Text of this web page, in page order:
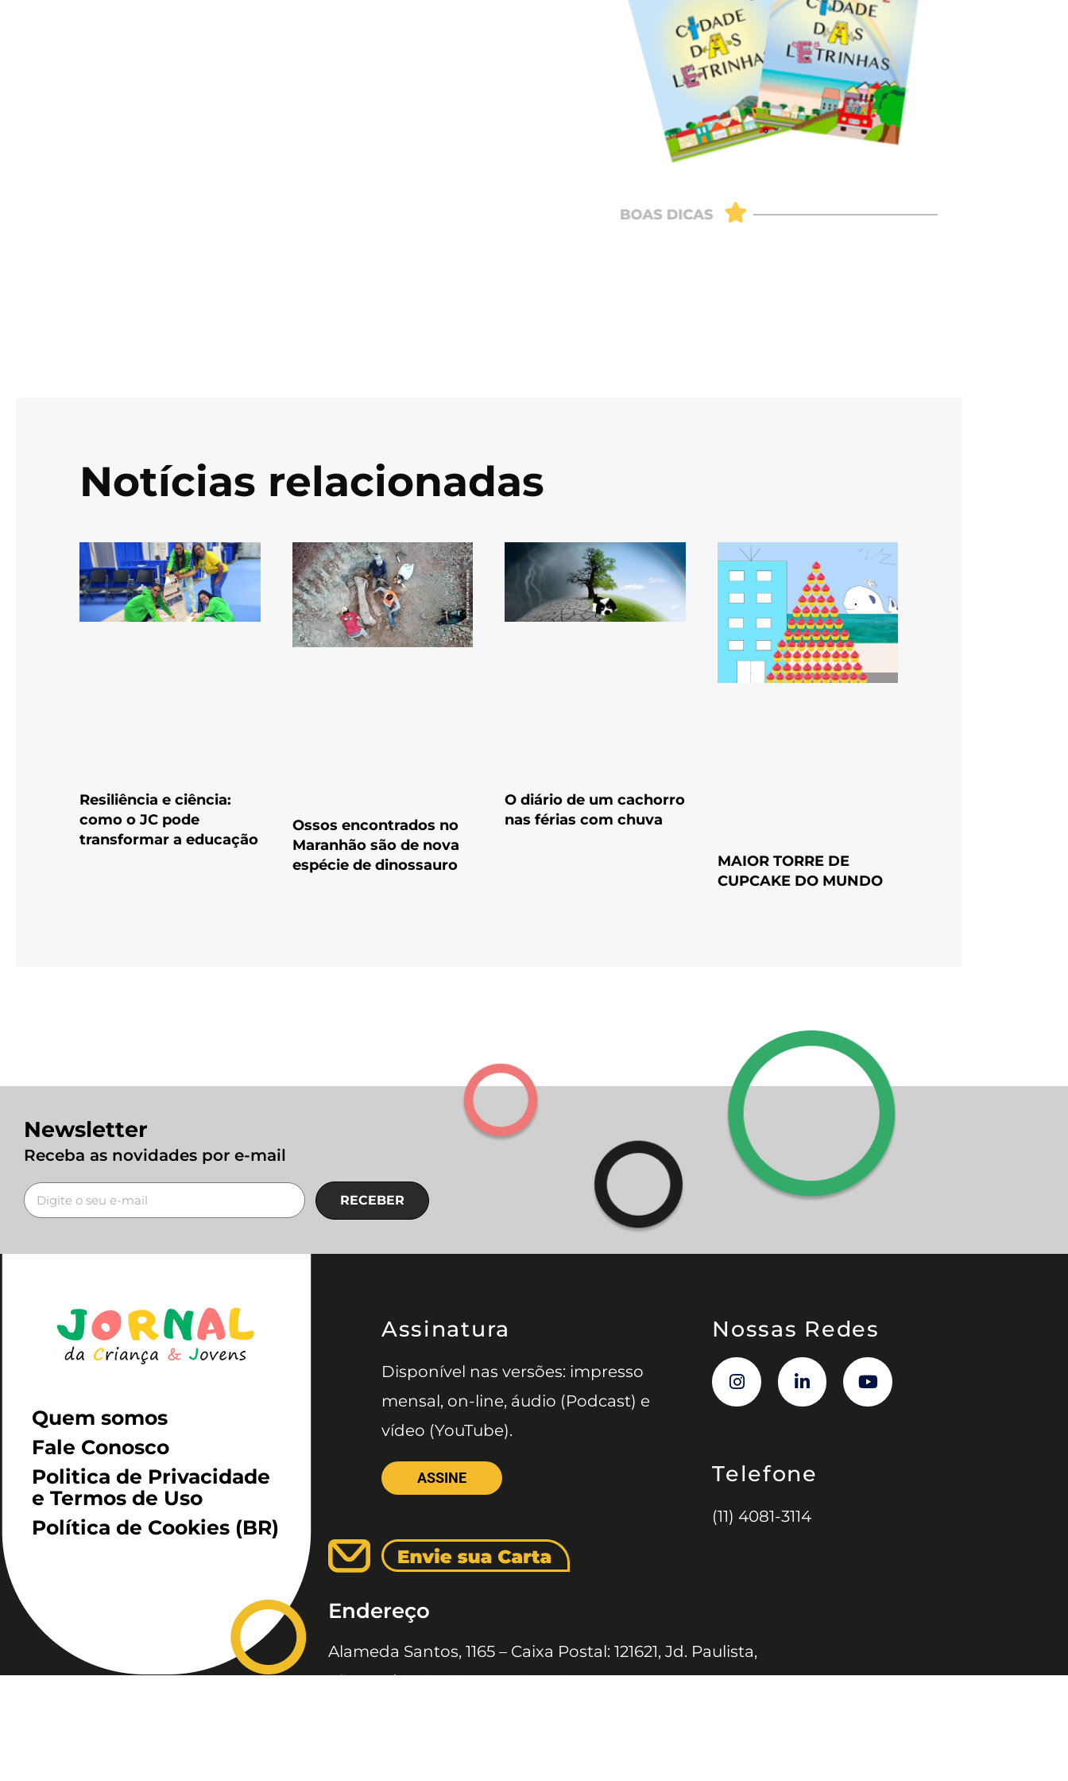
Notícias relacionadas
Resiliência e ciência:
como o JC pode
transformar a educação
Ossos encontrados no
Maranhão são de nova
espécie de dinossauro
O diário de um cachorro
nas férias com chuva
MAIOR TORRE DE
CUPCAKE DO MUNDO
Newsletter
Receba as novidades por e-mail
RECEBER
Quem somos
Fale Conosco
Politica de Privacidade
e Termos de Uso
Política de Cookies (BR)
Assinatura
Disponível nas versões: impresso
mensal, on-line, áudio (Podcast) e
vídeo (YouTube).
ASSINE
Nossas Redes
Telefone
(11) 4081-3114
Endereço
Alameda Santos, 1165 – Caixa Postal: 121621, Jd. Paulista,
São Paulo – SP, CEP: 01419-002